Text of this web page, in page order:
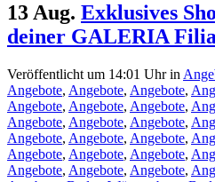
13 Aug. Exklusives
deiner GALERIA
Veröffentlicht um 14:01 Uhrin
Angebote, Angebote, Angebote,
Angebote, Angebote, Angebote,
Angebote, Angebote, Angebote,
Angebote, Angebote, Angebote,
Angebote, Angebote, Angebote,
Angebote, Angebote, Angebote,